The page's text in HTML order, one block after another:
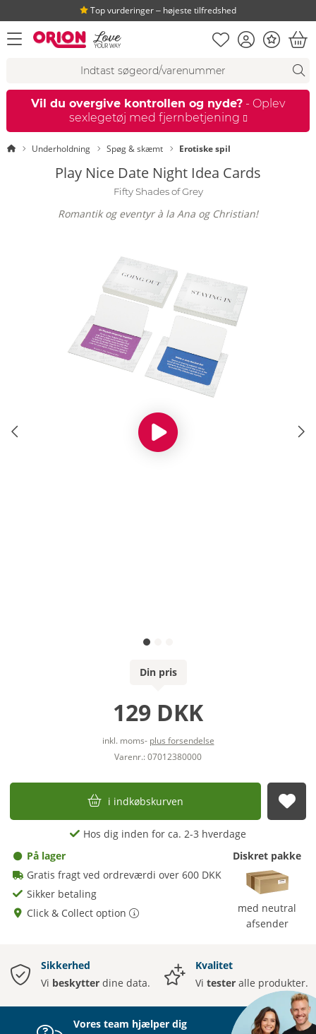
Top vurderinger ‒ højeste tilfredshed
åbn menu Huskeseddel
Kundekonto
Bonus
Vil du overgive kontrollen og nyde? - Oplev
sexlegetøj med fjernbetjening
StartsideUnderholdning Spøg & skæmt Erotiske spil
Play Nice Date Night Idea Cards
Fifty Shades of Grey
Romantik og eventyr à la Ana og Christian!
Din pris
129 DKK
inkl. moms- plus forsendelse
Varenr.: 07012380000
i indkøbskurven
Hos dig inden for ca. 2-3 hverdage
På lager
Gratis fragt ved ordreværdi over 600 DKK
Sikker betaling
Click & Collect option
Diskret pakke
med neutral
afsender
Sikkerhed
Vi beskytter dine data.
Kvalitet
Vi tester alle produkter.
Vores team hjælper dig